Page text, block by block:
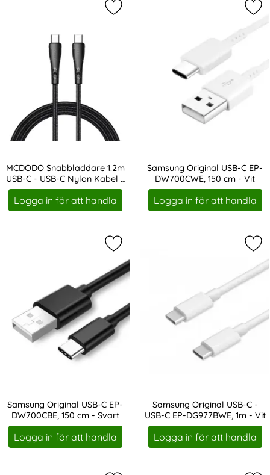
MCDODO Snabbladdare 1.2m
USB-C - USB-C Nylon Kabel -
Svart
Art. nr 10024
Logga in för att handla
Markera mCDODO Snabbladdare
Samsung Original USB-C EP-
DW700CWE, 150 cm - Vit
Art. nr 13852
Logga in för att handla
Samsung Original USB-C EP-
DW700CBE, 150 cm - Svart
Art. nr 13853
Logga in för att handla
Markera samsung Original USB-C
Samsung Original USB-C -
USB-C EP-DG977BWE, 1m - Vit
Art. nr 13856
Logga in för att handla